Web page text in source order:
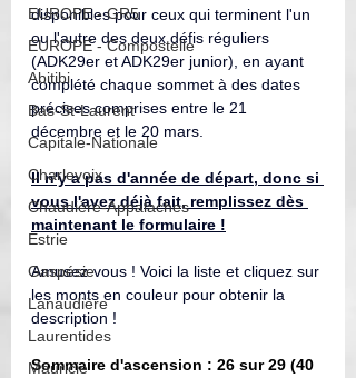
EUROPE - GR5
EUROPE - Compostelle
Abitibi
Bas-St-Laurent
Capitale-Nationale
Charlevoix
Chaudière-Appalaches
Estrie
Gaspésie
Lanaudière
Laurentides
Mauricie
disponibles pour ceux qui terminent l'un
ou l'autre des deux défis réguliers
(ADK29er et ADK29er junior), en ayant
complété chaque sommet à des dates
précises comprises entre le 21
décembre et le 20 mars.
Il n'y a pas d'année de départ, donc si
vous l'avez déjà fait, remplissez dès
maintenant le formulaire !
Amusez-vous ! Voici la liste et cliquez sur
les monts en couleur pour obtenir la
description !
Sommaire d'ascension : 26 sur 29 (40